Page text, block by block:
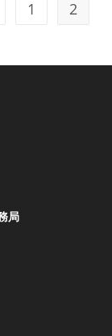
ページヘ
1 2
局